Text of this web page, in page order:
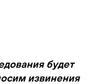
будет
извинения